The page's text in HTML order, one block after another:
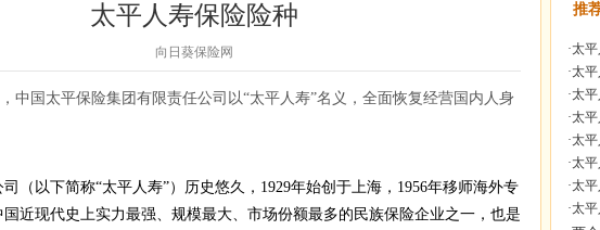
太平人寿保险险种
向日葵保险网
，中国太平保险集团有限责任公司以“太平人寿”名义，全面恢复经营国内人身
司（以下简称“太平人寿”）历史悠久，1929年始创于上海，1956年移师海外专
近现代史上实力最强、规模最大、市场份额最多的民族保险企业之一，也是
推
·太
·太
·太
·太
·太
·太
·太
·太平